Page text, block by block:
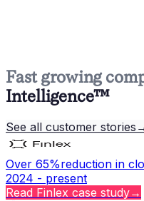
Fast growing
Intelligence™
See all customer stories
Over 65%reduction in
2024 - present
Read Finlex case study→